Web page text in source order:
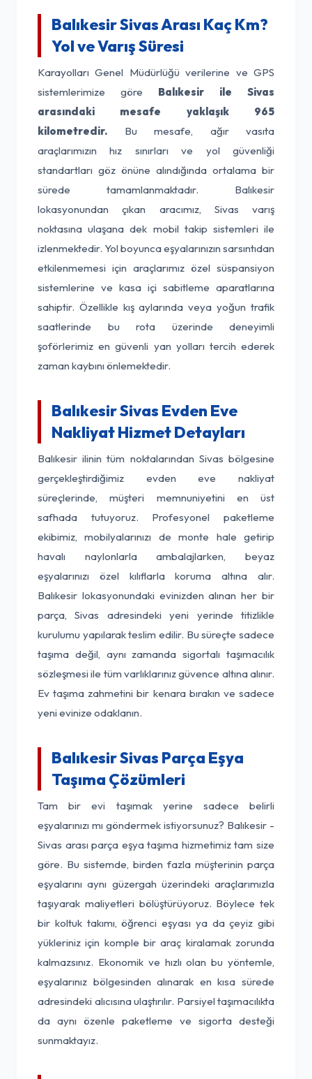
Balıkesir Sivas Arası Kaç Km?
Yol ve Varış Süresi
Karayolları Genel Müdürlüğü verilerine ve GPS
sistemlerimize göre Balıkesir ile Sivas
arasındaki mesafe yaklaşık 965
kilometredir. Bu mesafe, ağır vasıta
araçlarımızın hız sınırları ve yol güvenliği
standartları göz önüne alındığında ortalama bir
sürede tamamlanmaktadır. Balıkesir
lokasyonundan çıkan aracımız, Sivas varış
noktasına ulaşana dek mobil takip sistemleri ile
izlenmektedir. Yol boyunca eşyalarınızın sarsıntıdan
etkilenmemesi için araçlarımız özel süspansiyon
sistemlerine ve kasa içi sabitleme aparatlarına
sahiptir. Özellikle kış aylarında veya yoğun trafik
saatlerinde bu rota üzerinde deneyimli
şoförlerimiz en güvenli yan yolları tercih ederek
zaman kaybını önlemektedir.
Balıkesir Sivas Evden Eve
Nakliyat Hizmet Detayları
Balıkesir ilinin tüm noktalarından Sivas bölgesine
gerçekleştirdiğimiz evden eve nakliyat
süreçlerinde, müşteri memnuniyetini en üst
safhada tutuyoruz. Profesyonel paketleme
ekibimiz, mobilyalarınızı de monte hale getirip
havalı naylonlarla ambalajlarken, beyaz
eşyalarınızı özel kılıflarla koruma altına alır.
Balıkesir lokasyonundaki evinizden alınan her bir
parça, Sivas adresindeki yeni yerinde titizlikle
kurulumu yapılarak teslim edilir. Bu süreçte sadece
taşıma değil, aynı zamanda sigortalı taşımacılık
sözleşmesi ile tüm varlıklarınız güvence altına alınır.
Ev taşıma zahmetini bir kenara bırakın ve sadece
yeni evinize odaklanın.
Balıkesir Sivas Parça Eşya
Taşıma Çözümleri
Tam bir evi taşımak yerine sadece belirli
eşyalarınızı mı göndermek istiyorsunuz? Balıkesir -
Sivas arası parça eşya taşıma hizmetimiz tam size
göre. Bu sistemde, birden fazla müşterinin parça
eşyalarını aynı güzergah üzerindeki araçlarımızla
taşıyarak maliyetleri bölüştürüyoruz. Böylece tek
bir koltuk takımı, öğrenci eşyası ya da çeyiz gibi
yükleriniz için komple bir araç kiralamak zorunda
kalmazsınız. Ekonomik ve hızlı olan bu yöntemle,
eşyalarınız bölgesinden alınarak en kısa sürede
adresindeki alıcısına ulaştırılır. Parsiyel taşımacılıkta
da aynı özenle paketleme ve sigorta desteği
sunmaktayız.